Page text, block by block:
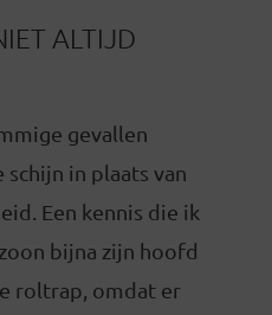
ALTIJD
gevallen
in plaats van
Een kennis die ik
bijna zijn hoofd
roltrap, omdat er